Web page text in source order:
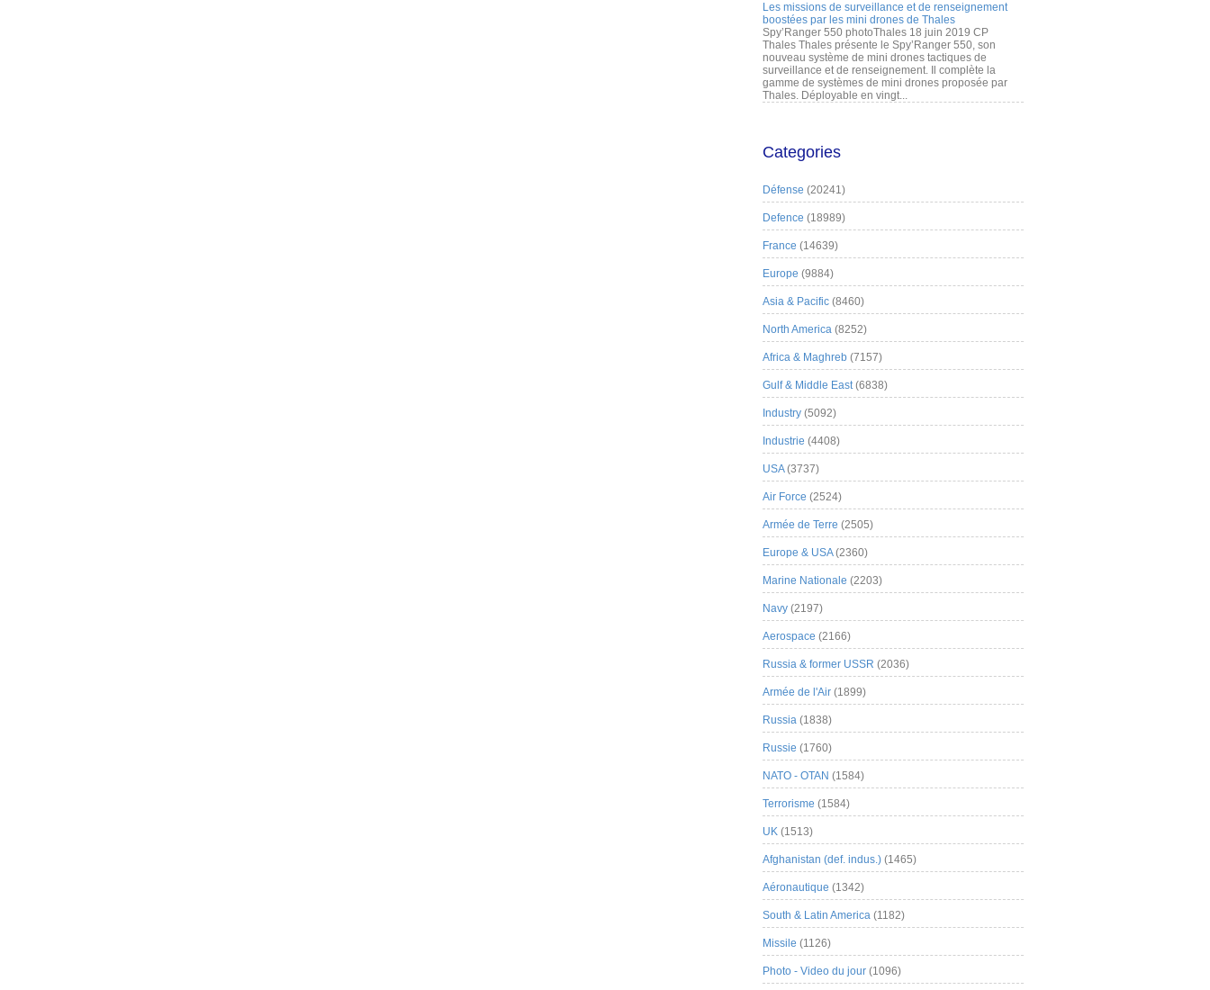
Les missions de surveillance et de renseignement
boostées par les mini drones de Thales
Spy’Ranger 550 photoThales 18 juin 2019 CP
Thales Thales présente le Spy’Ranger 550, son
nouveau système de mini drones tactiques de
surveillance et de renseignement. Il complète la
gamme de systèmes de mini drones proposée par
Thales. Déployable en vingt...
Categories
Défense (20241)
Defence (18989)
France (14639)
Europe (9884)
Asia & Pacific (8460)
North America (8252)
Africa & Maghreb (7157)
Gulf & Middle East(6838)
Industry (5092)
Industrie (4408)
USA(3737)
Air Force (2524)
Armée de Terre (2505)
Europe & USA(2360)
Marine Nationale (2203)
Navy (2197)
Aerospace (2166)
Russia & former USSR (2036)
Armée de l'Air (1899)
Russia (1838)
Russie (1760)
NATO - OTAN (1584)
Terrorisme (1584)
UK (1513)
Afghanistan (def. indus.) (1465)
Aéronautique (1342)
South & Latin America (1182)
Missile (1126)
Photo - Video du jour (1096)